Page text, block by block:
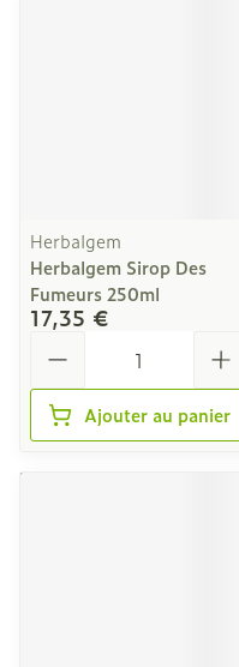
Herbalgem
Herbalgem Sirop Des
Fumeurs 250ml
17,35 €
Ajouter au panier